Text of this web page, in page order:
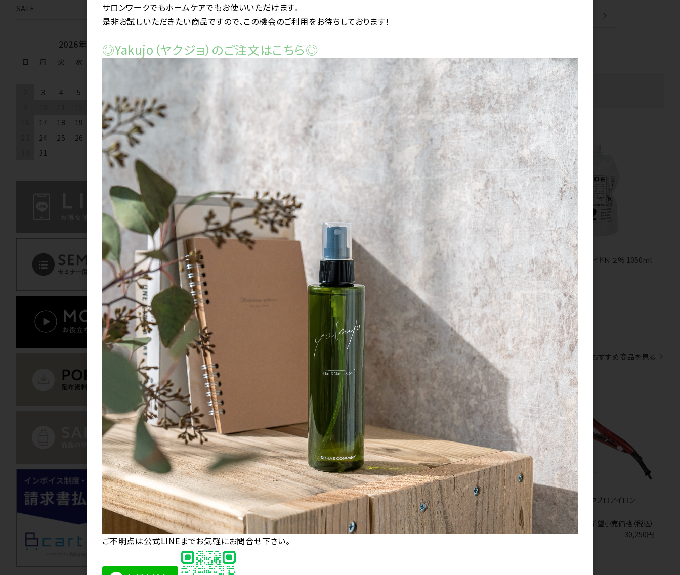
アルカリカラー（Nキャラデコ） アルカリカラー（キャラデコ ミュゼリア） ブリーチ
ヘアマニュキュア（キャラデコ アシッド）
件中 1〜4件目 表示切替
キャラデコ パブェ（ベーシックゾーン） キャラデコ パブェ（アクティブゾーン） キャラデコ オキサイドＮ 6% 1050ml キャラデコ オキサイドＮ ２% 1050ml
件中 1〜4件目
RECOMMEND
uka スカルプブラシ kenzan レギ
ュラー《regular》
ケラフェクトバイオコネクター 300g
SENSE OF HUMOUR ボヘミアンシー
ウォーター 200mL
メーカー希望小売価格（税込）
4,979円
ラディアント シルクプロアイロン
35mm
メーカー希望小売価格（税込）
30,250円
すべてのおすすめ商品を見る
SALE
2026年8月
日 月 火 水 金
土
3 4 5
14
15
17 18 19 21
22
24 25 26 28
29
31
サロンワークでもホームケアでもお使いいただけます。
是非お試しいただきたい商品ですので、この機会のご利用をお待ちしております！
◎Yakujo（ヤクジョ）のご注文はこちら◎
ご不明点は公式LINEまでお気軽にお問合せ下さい。